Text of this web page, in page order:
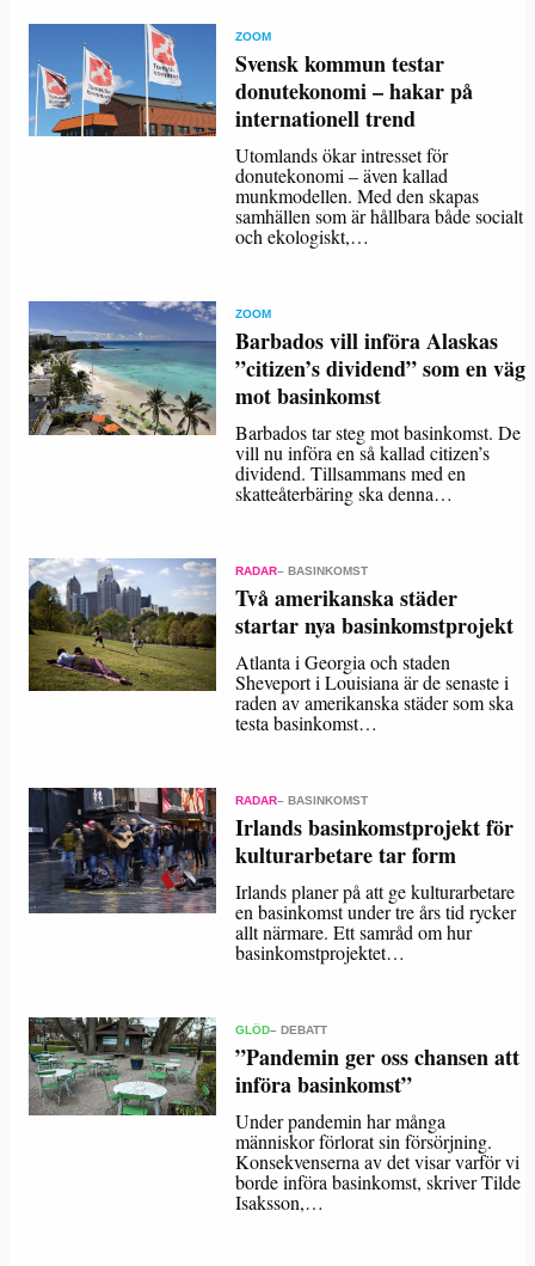
ZOOM
Svensk kommun testar
donutekonomi – hakar på
internationell trend
Utomlands ökar intresset för
donutekonomi – även kallad
munkmodellen. Med den skapas
samhällen som är hållbara både socialt
och ekologiskt,…
ZOOM
Barbados vill införa Alaskas
”citizen’s dividend” som en väg
mot basinkomst
Barbados tar steg mot basinkomst. De
vill nu införa en så kallad citizen’s
dividend. Tillsammans med en
skatteåterbäring ska denna…
RADAR– BASINKOMST
Två amerikanska städer
startar nya basinkomstprojekt
Atlanta i Georgia och staden
Sheveport i Louisiana är de senaste i
raden av amerikanska städer som ska
testa basinkomst…
RADAR– BASINKOMST
Irlands basinkomstprojekt för
kulturarbetare tar form
Irlands planer på att ge kulturarbetare
en basinkomst under tre års tid rycker
allt närmare. Ett samråd om hur
basinkomstprojektet…
GLÖD– DEBATT
”Pandemin ger oss chansen att
införa basinkomst”
Under pandemin har många
människor förlorat sin försörjning.
Konsekvenserna av det visar varför vi
borde införa basinkomst, skriver Tilde
Isaksson,…